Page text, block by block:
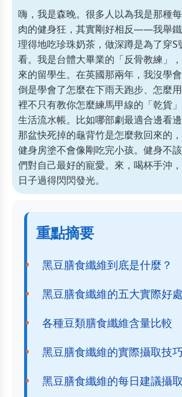
嗨，我是森晚。很多人以為我是那種
肉的健身狂，其實剛好相反——我舉
理得地吃珍珠奶茶，做深蹲是為了穿S
看。我是台體大畢業的「反骨教練」
來的留學生。在英國那兩年，我沒學
倒是學會了怎麼在下雨天跑步、怎麼
裡不只有教你怎麼練馬甲線的「乾貨
生活流水帳。比如哪部劇最適合邊看
那盆快死掉的龜背竹是怎麼救回來的
健身房塗不會像剛吃完小孩。健身不
們對自己最好的寵愛。來，喝杯手沖
日子過得閃閃發光。
重點摘要
黑豆膳食纖維到底是什麼？
黑豆膳食纖維的五大實際好處
各種豆類膳食纖維含量比較
黑豆膳食纖維的實際攝取技巧
黑豆膳食纖維的每日建議攝